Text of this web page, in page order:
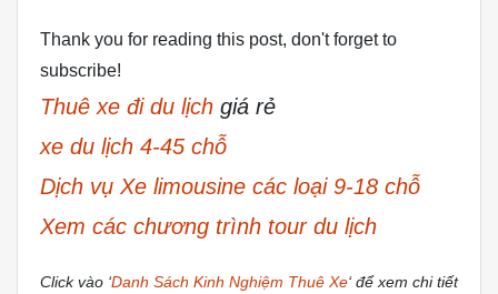
Thank you for reading this post, don't forget to
subscribe!
Thuê xe đi du lịch giá rẻ
xe du lịch 4-45 chỗ
Dịch vụ Xe limousine các loại 9-18 chỗ
Xem các chương trình tour du lịch
Click vào ‘Danh Sách Kinh Nghiệm Thuê Xe‘ để xem chi tiết